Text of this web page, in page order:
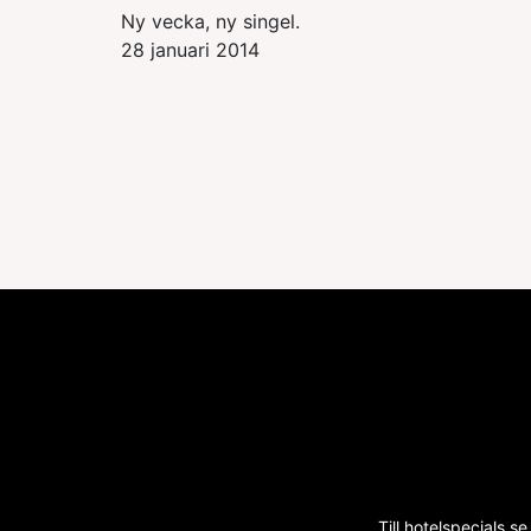
Ny vecka, ny singel.
28 januari 2014
Till hotelspecials.se